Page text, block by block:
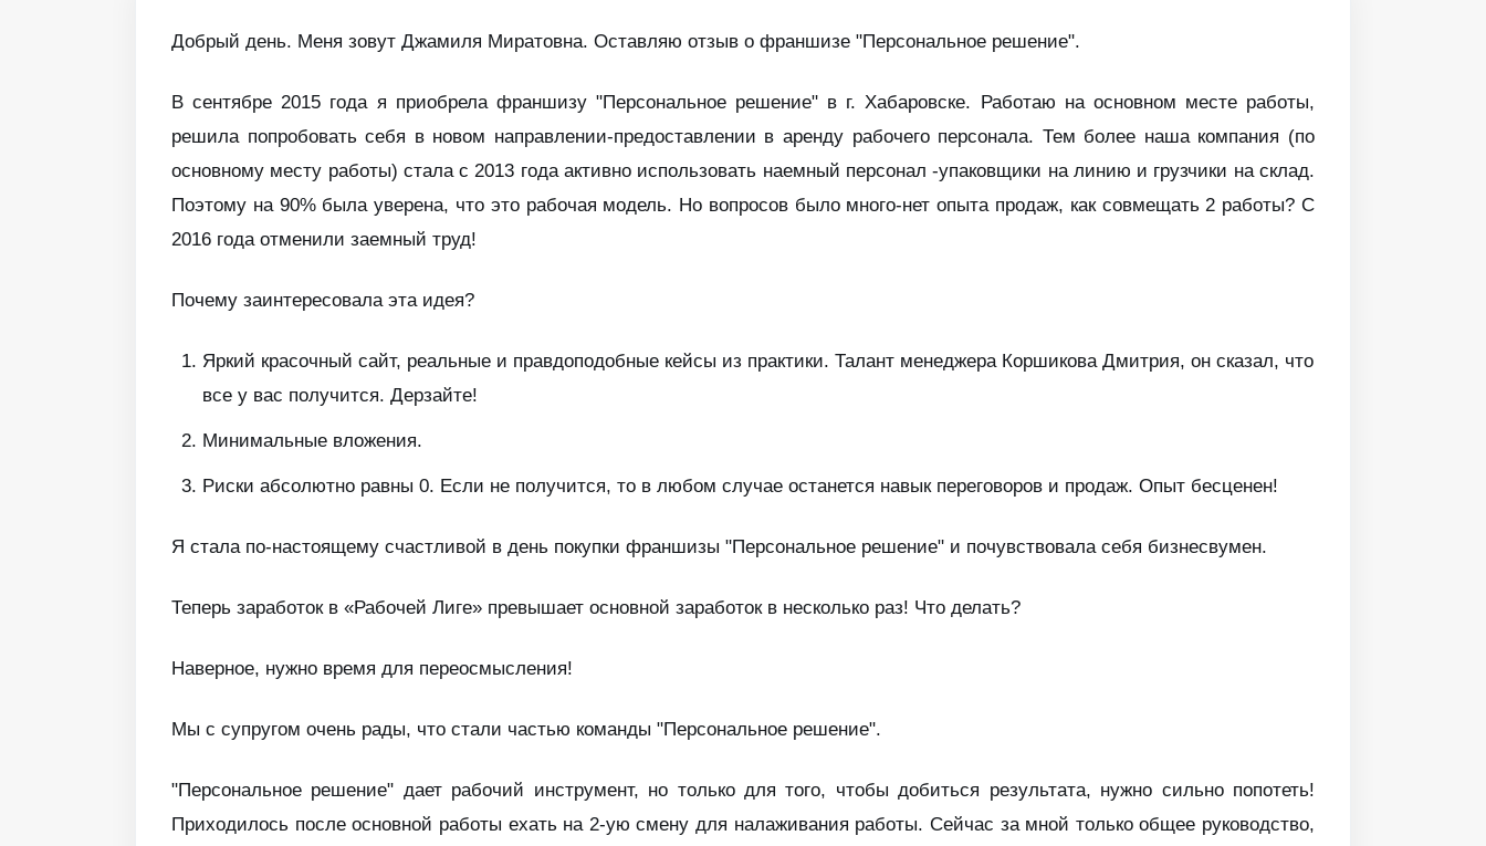
Добрый день. Меня зовут Джамиля Миратовна. Оставляю отзыв о франшизе "Персональное решение".
В сентябре 2015 года я приобрела франшизу "Персональное решение" в г. Хабаровске. Работаю на основном месте работы,
решила попробовать себя в новом направлении-предоставлении в аренду рабочего персонала. Тем более наша компания (по
основному месту работы) стала с 2013 года активно использовать наемный персонал -упаковщики на линию и грузчики на склад.
Поэтому на 90% была уверена, что это рабочая модель. Но вопросов было много-нет опыта продаж, как совмещать 2 работы? С
2016 года отменили заемный труд!
Почему заинтересовала эта идея?
Яркий красочный сайт, реальные и правдоподобные кейсы из практики. Талант менеджера Коршикова Дмитрия, он сказал, что
все у вас получится. Дерзайте!
Минимальные вложения.
Риски абсолютно равны 0. Если не получится, то в любом случае останется навык переговоров и продаж. Опыт бесценен!
Я стала по-настоящему счастливой в день покупки франшизы "Персональное решение" и почувствовала себя бизнесвумен.
Теперь заработок в «Рабочей Лиге» превышает основной заработок в несколько раз! Что делать?
Наверное, нужно время для переосмысления!
Мы с супругом очень рады, что стали частью команды "Персональное решение".
"Персональное решение" дает рабочий инструмент, но только для того, чтобы добиться результата, нужно сильно попотеть!
Приходилось после основной работы ехать на 2-ую смену для налаживания работы. Сейчас за мной только общее руководство,